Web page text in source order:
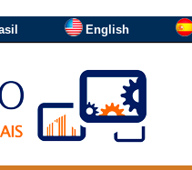
English